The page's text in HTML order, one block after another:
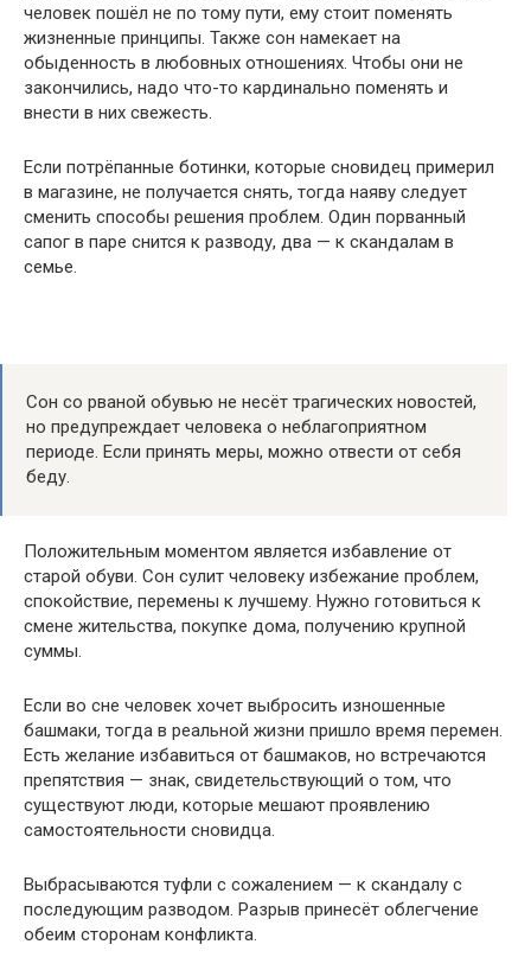
человек пошёл не по тому пути, ему стоит поменять
жизненные принципы. Также сон намекает на
обыденность в любовных отношениях. Чтобы они не
закончились, надо что-то кардинально поменять и
внести в них свежесть.
Если потрёпанные ботинки, которые сновидец примерил
в магазине, не получается снять, тогда наяву следует
сменить способы решения проблем. Один порванный
сапог в паре снится к разводу, два — к скандалам в
семье.
Сон со рваной обувью не несёт трагических новостей,
но предупреждает человека о неблагоприятном
периоде. Если принять меры, можно отвести от себя
беду.
Положительным моментом является избавление от
старой обуви. Сон сулит человеку избежание проблем,
спокойствие, перемены к лучшему. Нужно готовиться к
смене жительства, покупке дома, получению крупной
суммы.
Если во сне человек хочет выбросить изношенные
башмаки, тогда в реальной жизни пришло время перемен.
Есть желание избавиться от башмаков, но встречаются
препятствия — знак, свидетельствующий о том, что
существуют люди, которые мешают проявлению
самостоятельности сновидца.
Выбрасываются туфли с сожалением — к скандалу с
последующим разводом. Разрыв принесёт облегчение
обеим сторонам конфликта.